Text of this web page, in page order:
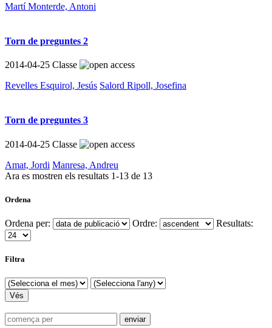
Martí Monterde, Antoni
Torn de preguntes 2
2014-04-25 Classe
Revelles Esquirol, Jesús Salord Ripoll, Josefina
Torn de preguntes 3
2014-04-25 Classe
Amat, Jordi Manresa, Andreu
Ara es mostren els resultats 1-13 de 13
Ordena
Ordena per: Ordre: Resultats:
Filtra